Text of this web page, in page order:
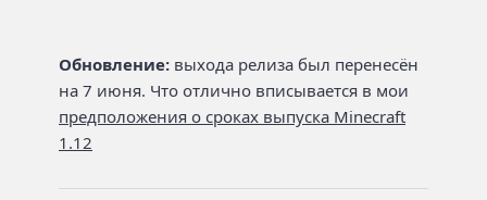
Обновление: выхода релиза был перенесён
на 7 июня. Что отлично вписывается в мои
предположения о сроках выпуска Minecraft
1.12